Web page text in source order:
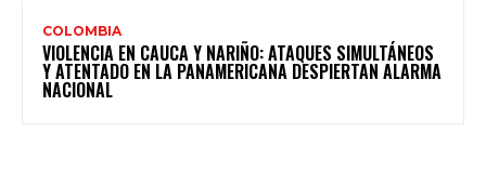
COLOMBIA
VIOLENCIA EN CAUCA Y NARIÑO: ATAQUES SIMULTÁNEOS
Y ATENTADO EN LA PANAMERICANA DESPIERTAN ALARMA
NACIONAL